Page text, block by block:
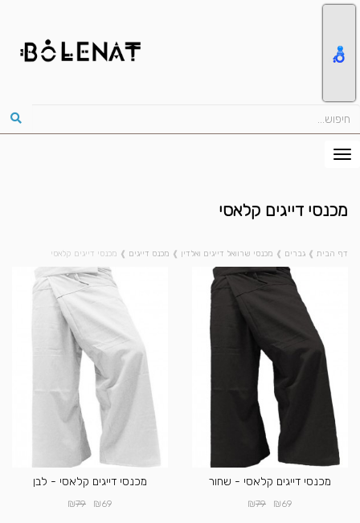
מכנסי דייגים קלאסי
דף הבית ❱ גברים ❱ מכנסי שרוואל דייגים ואלדין ❱ מכנס דייגים ❱ מכנסי דייגים קלאסי
מכנסי דייגים קלאסי - שחור
₪69
₪79
מכנסי דייגים קלאסי - לבן
₪69
₪79